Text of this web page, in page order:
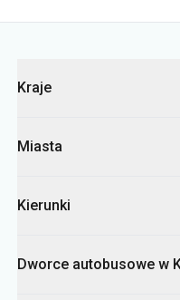
Kraje
Miasta
Kierunki
Dworce autobusowe w